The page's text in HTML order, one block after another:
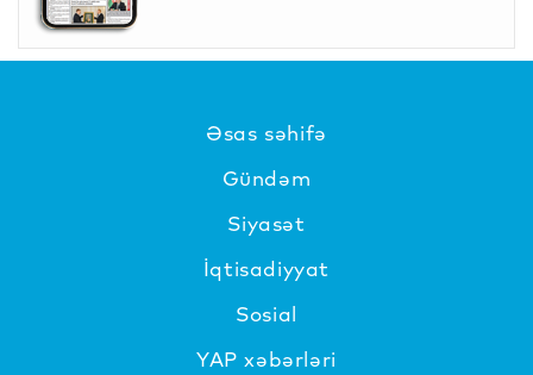
Əsas səhifə
Gündəm
Siyasət
İqtisadiyyat
Sosial
YAP xəbərləri